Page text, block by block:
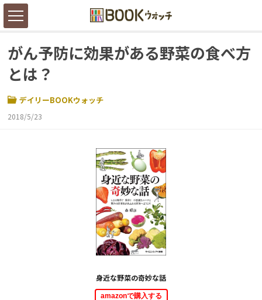
がん予防に効果がある野菜の食べ方
とは？
デイリーBOOKウォッチ
2018/5/23
身近な野菜の奇妙な話
amazonで購入する